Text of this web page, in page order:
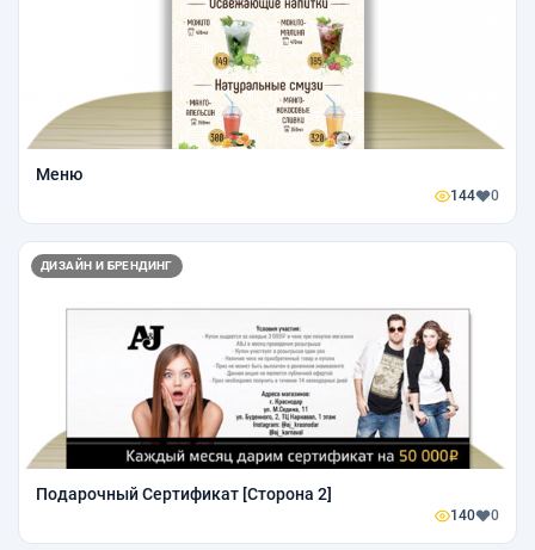
Меню
144 0
ДИЗАЙН И БРЕНДИНГ
Подарочный Сертификат [Сторона 2]
140 0